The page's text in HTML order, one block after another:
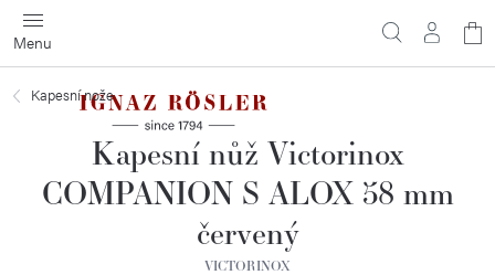
Přejít
na
obsah
Kapesní nože
Kapesní nůž Victorinox
COMPANION S ALOX 58 mm
červený
VICTORINOX